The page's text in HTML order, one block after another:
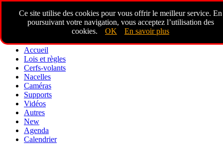
Accueil
Lois et règles
Cerfs-volants
Nacelles
Caméras
Supports
Vidéos
Autres
New
Agenda
Calendrier
Ce site utilise des cookies pour vous offrir le meilleur service. En
poursuivant votre navigation, vous acceptez l’utilisation des
cookies.
OK En savoir plus